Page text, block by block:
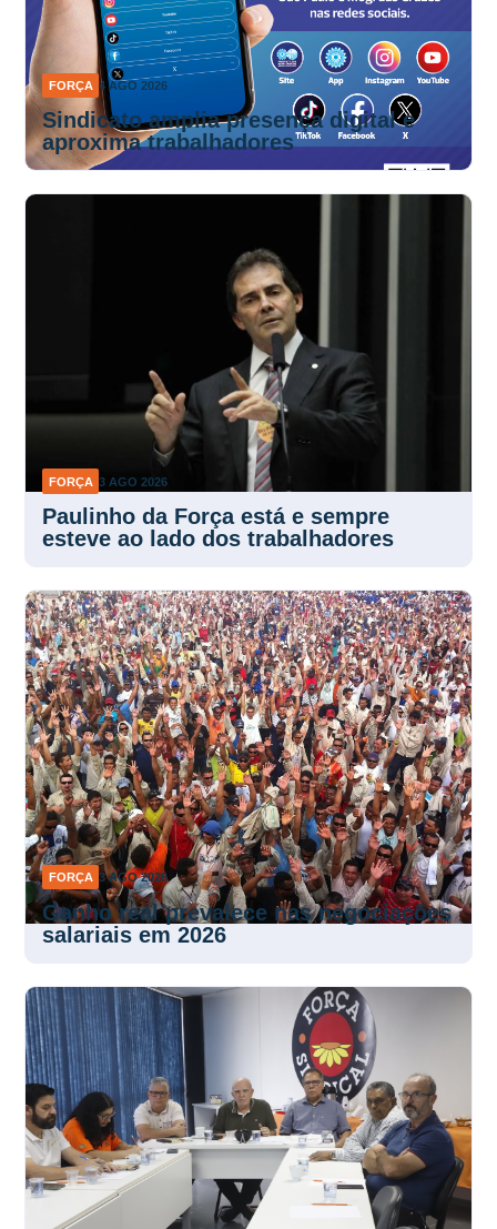
FORÇA 4 AGO 2026
Sindicato amplia presença digital e
aproxima trabalhadores
FORÇA 3 AGO 2026
Paulinho da Força está e sempre
esteve ao lado dos trabalhadores
FORÇA 3 AGO 2026
Ganho real prevalece nas negociações
salariais em 2026